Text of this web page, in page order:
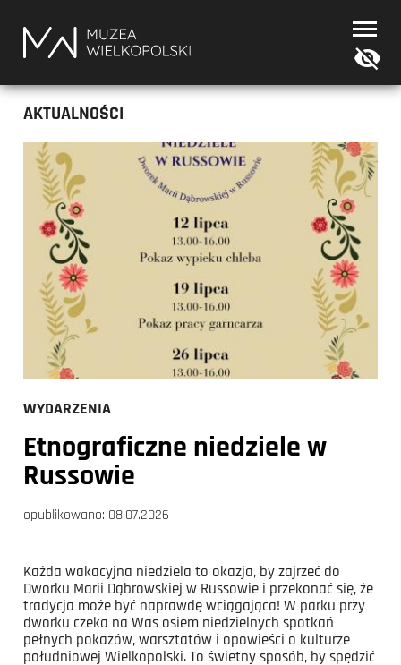
Muzea
Wielkopolski
AKTUALNOŚCI
WYDARZENIA
Etnograficzne niedziele w
Russowie
opublikowano: 08.07.2026
Każda wakacyjna niedziela to okazja, by zajrzeć do
Dworku Marii Dąbrowskiej w Russowie i przekonać się, że
tradycja może być naprawdę wciągająca! W parku przy
dworku czeka na Was osiem niedzielnych spotkań
pełnych pokazów, warsztatów i opowieści o kulturze
południowej Wielkopolski. To świetny sposób, by spędzić